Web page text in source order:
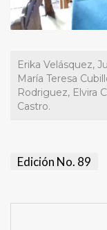
Erika Velásquez,
María Teresa
Rodriguez, Elvira
Castro.
Edición No. 89